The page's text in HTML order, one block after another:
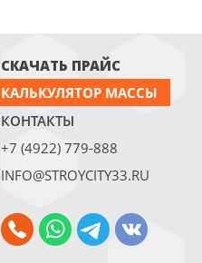
СКАЧАТЬ ПРАЙС
КАЛЬКУЛЯТОР МАССЫ
КОНТАКТЫ
+7 (4922) 779-888
INFO@STROYCITY33.RU